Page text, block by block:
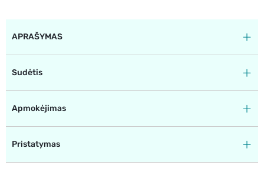
APRAŠYMAS
Sudėtis
Apmokėjimas
Pristatymas